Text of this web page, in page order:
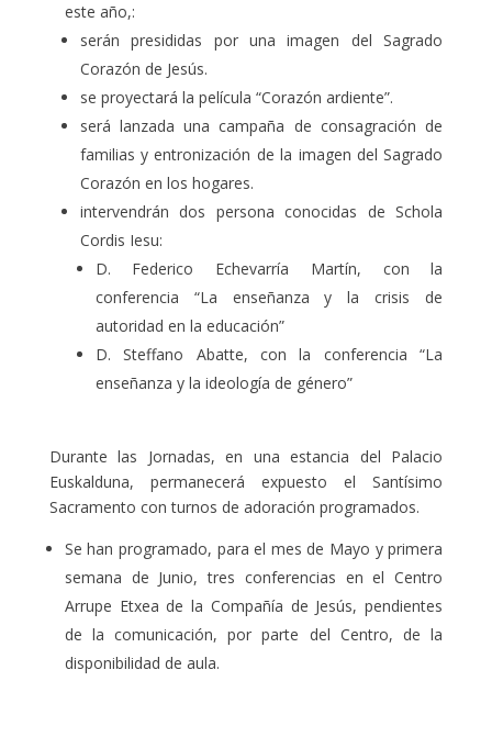
este año,:
serán presididas por una imagen del Sagrado
Corazón de Jesús.
se proyectará la película “Corazón ardiente”.
será lanzada una campaña de consagración de
familias y entronización de la imagen del Sagrado
Corazón en los hogares.
intervendrán dos persona conocidas de Schola
Cordis Iesu:
D. Federico Echevarría Martín, con la
conferencia “La enseñanza y la crisis de
autoridad en la educación”
D. Steffano Abatte, con la conferencia “La
enseñanza y la ideología de género”
Durante las Jornadas, en una estancia del Palacio
Euskalduna, permanecerá expuesto el Santísimo
Sacramento con turnos de adoración programados.
Se han programado, para el mes de Mayo y primera
semana de Junio, tres conferencias en el Centro
Arrupe Etxea de la Compañía de Jesús, pendientes
de la comunicación, por parte del Centro, de la
disponibilidad de aula.